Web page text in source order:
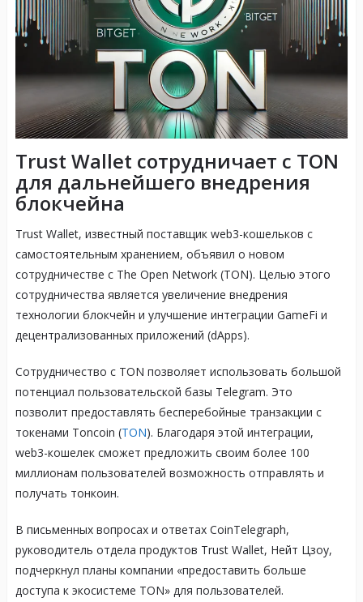
Trust Wallet сотрудничает с TON
для дальнейшего внедрения
блокчейна
Trust Wallet, известный поставщик web3-кошельков с
самостоятельным хранением, объявил о новом
сотрудничестве с The Open Network (TON). Целью этого
сотрудничества является увеличение внедрения
технологии блокчейн и улучшение интеграции GameFi и
децентрализованных приложений (dApps).
Сотрудничество с TON позволяет использовать большой
потенциал пользовательской базы Telegram. Это
позволит предоставлять бесперебойные транзакции с
токенами Toncoin (TON). Благодаря этой интеграции,
web3-кошелек сможет предложить своим более 100
миллионам пользователей возможность отправлять и
получать тонкоин.
В письменных вопросах и ответах CoinTelegraph,
руководитель отдела продуктов Trust Wallet, Нейт Цзоу,
подчеркнул планы компании «предоставить больше
доступа к экосистеме TON» для пользователей.